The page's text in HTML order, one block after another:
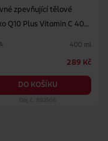
zpevňující tělové
Q10 Plus Vitamin C 400
400 ml
289 Kč
DO KOŠÍKU
Obj. č.: 892506